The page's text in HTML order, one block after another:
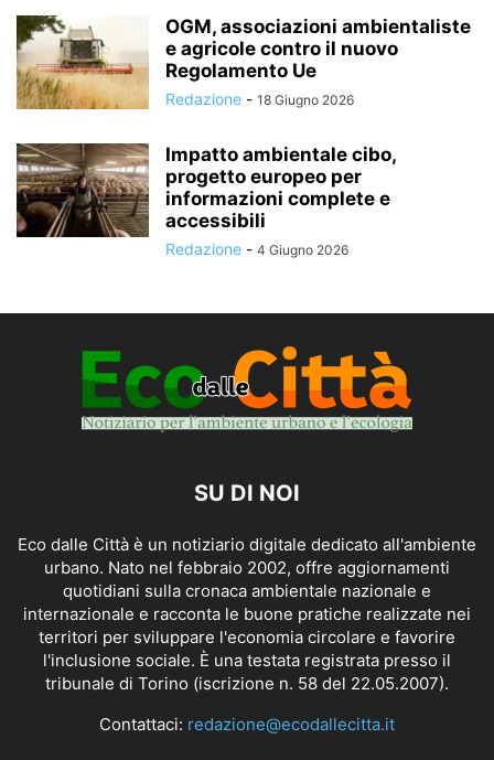
OGM, associazioni ambientaliste
e agricole contro il nuovo
Regolamento Ue
Redazione - 18 Giugno 2026
Impatto ambientale cibo,
progetto europeo per
informazioni complete e
accessibili
Redazione - 4 Giugno 2026
SU DI NOI
Eco dalle Città è un notiziario digitale dedicato all'ambiente
urbano. Nato nel febbraio 2002, offre aggiornamenti
quotidiani sulla cronaca ambientale nazionale e
internazionale e racconta le buone pratiche realizzate nei
territori per sviluppare l'economia circolare e favorire
l'inclusione sociale. È una testata registrata presso il
tribunale di Torino (iscrizione n. 58 del 22.05.2007).
Contattaci: redazione@ecodallecitta.it